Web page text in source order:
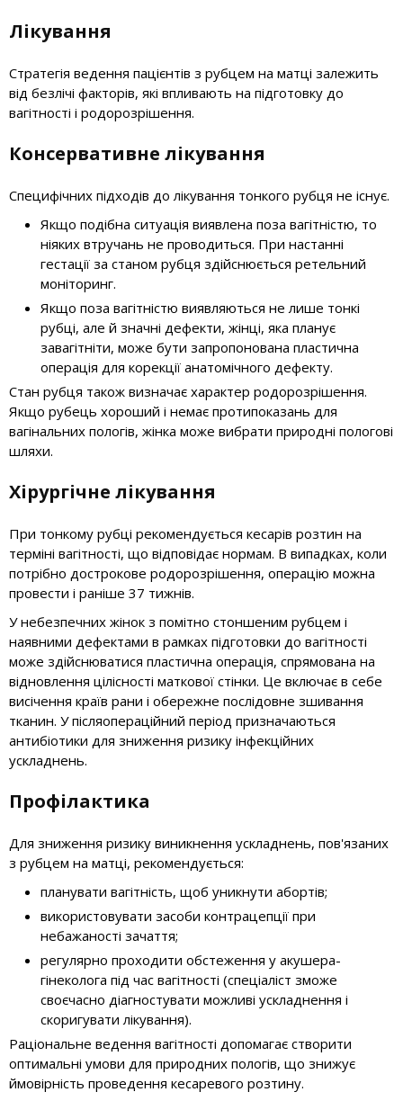
Лікування
Стратегія ведення пацієнтів з рубцем на матці залежить
від безлічі факторів, які впливають на підготовку до
вагітності і родорозрішення.
Консервативне лікування
Специфічних підходів до лікування тонкого рубця не існує.
Якщо подібна ситуація виявлена поза вагітністю, то
ніяких втручань не проводиться. При настанні
гестації за станом рубця здійснюється ретельний
моніторинг.
Якщо поза вагітністю виявляються не лише тонкі
рубці, але й значні дефекти, жінці, яка планує
завагітніти, може бути запропонована пластична
операція для корекції анатомічного дефекту.
Стан рубця також визначає характер родорозрішення.
Якщо рубець хороший і немає протипоказань для
вагінальних пологів, жінка може вибрати природні пологові
шляхи.
Хірургічне лікування
При тонкому рубці рекомендується кесарів розтин на
терміні вагітності, що відповідає нормам. В випадках, коли
потрібно дострокове родорозрішення, операцію можна
провести і раніше 37 тижнів.
У небезпечних жінок з помітно стоншеним рубцем і
наявними дефектами в рамках підготовки до вагітності
може здійснюватися пластична операція, спрямована на
відновлення цілісності маткової стінки. Це включає в себе
висічення країв рани і обережне послідовне зшивання
тканин. У післяопераційний період призначаються
антибіотики для зниження ризику інфекційних
ускладнень.
Профілактика
Для зниження ризику виникнення ускладнень, пов'язаних
з рубцем на матці, рекомендується:
планувати вагітність, щоб уникнути абортів;
використовувати засоби контрацепції при
небажаності зачаття;
регулярно проходити обстеження у акушера-
гінеколога під час вагітності (спеціаліст зможе
своєчасно діагностувати можливі ускладнення і
скоригувати лікування).
Раціональне ведення вагітності допомагає створити
оптимальні умови для природних пологів, що знижує
ймовірність проведення кесаревого розтину.